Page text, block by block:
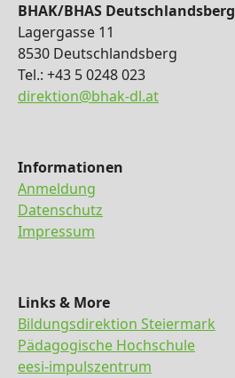
BHAK/BHAS Deutschlandsberg
Lagergasse 11
8530 Deutschlandsberg
Tel.: +43 5 0248 023
direktion@bhak-dl.at
Informationen
Anmeldung
Datenschutz
Impressum
Links & More
Bildungsdirektion Steiermark
Pädagogische Hochschule
eesi-impulszentrum